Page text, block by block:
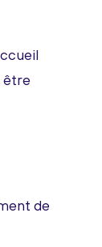
être
de